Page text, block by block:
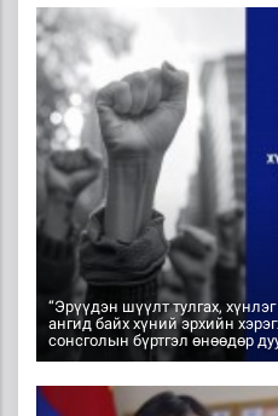
“Эрүүдэн шүүлт тулгах,
ангид байх хүний эрхийн
сонсголын бүртгэл өнөөдөр